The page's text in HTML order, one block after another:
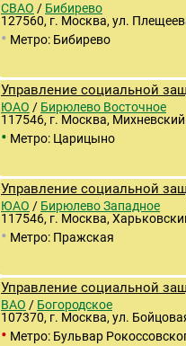
СВАО / Бибирево
127560, г. Москва, ул.
• Метро: Бибирево
Управление социальной
ЮАО / Бирюлево Восточное
117546, г. Москва,
• Метро: Царицыно
Управление социальной
ЮАО / Бирюлево Западное
117546, г. Москва,
• Метро: Пражская
Управление социальной
ВАО / Богородское
107370, г. Москва, ул.
• Метро: Бульвар